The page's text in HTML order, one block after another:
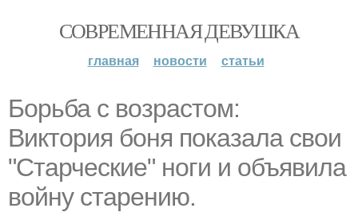
СОВРЕМЕННАЯ ДЕВУШКА
главная новости статьи
Борьба с возрастом:
Виктория боня показала свои
"Старческие" ноги и объявила
войну старению.